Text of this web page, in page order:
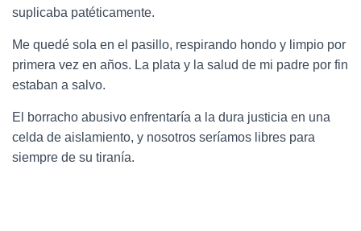
suplicaba patéticamente.
Me quedé sola en el pasillo, respirando hondo y limpio por
primera vez en años. La plata y la salud de mi padre por fin
estaban a salvo.
El borracho abusivo enfrentaría a la dura justicia en una
celda de aislamiento, y nosotros seríamos libres para
siempre de su tiranía.